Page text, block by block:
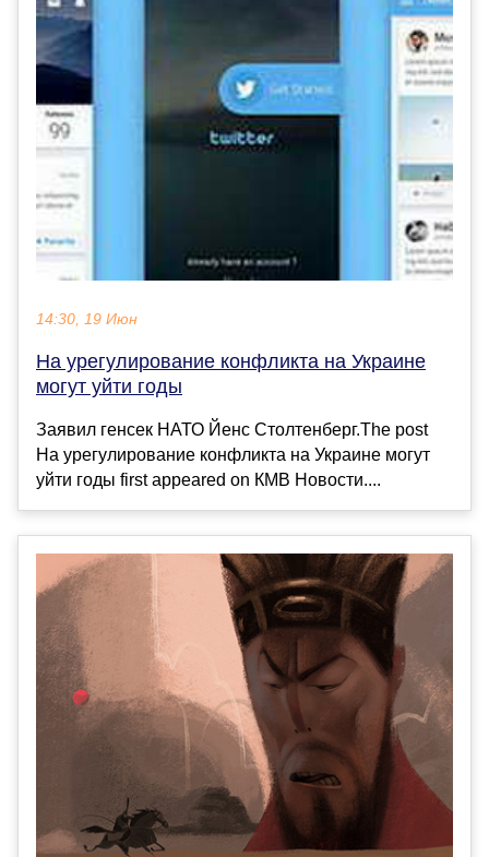
14:30, 19 Июн
На урегулирование конфликта на Украине
могут уйти годы
Заявил генсек НАТО Йенс Столтенберг.The post
На урегулирование конфликта на Украине могут
уйти годы first appeared on КМВ Новости....